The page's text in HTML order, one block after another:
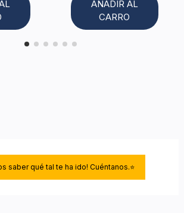
AÑADIR AL
CARRO
saber qué tal te ha ido! Cuéntanos.⭐